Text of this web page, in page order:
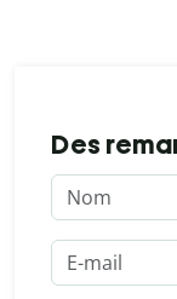
Des